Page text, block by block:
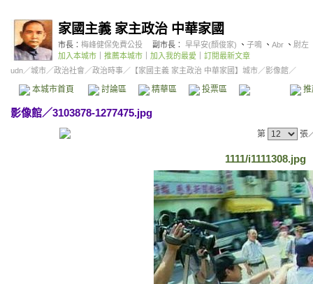
家國主義 家主政治 中華家國
市長： 梅峰健保免費公投 副市長： 早早安(顏俊家) 、 子鳴 、 Abr 、 尉左
加入本城市
推薦本城市 加入我的最愛
訂閱最新文章
udn／城市／政治社會 ／政治時事／ 【家國主義 家主政治 中華家國】城市／影像館／
本城市首頁 討論區 精華區 投票區 影像館
影像館／3103878-1277475.jpg
第 張
1111/i1111308.jpg